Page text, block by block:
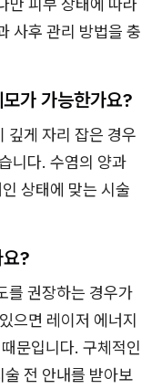
만 피부 상태에 따라
사후 관리 방법을 충
가 가능한가요?
깊게 자리 잡은 경우
니다. 수염의 양과
상태에 맞는 시술
?
를 권장하는 경우가
으면 레이저 에너지
문입니다. 구체적인
전 안내를 받아보